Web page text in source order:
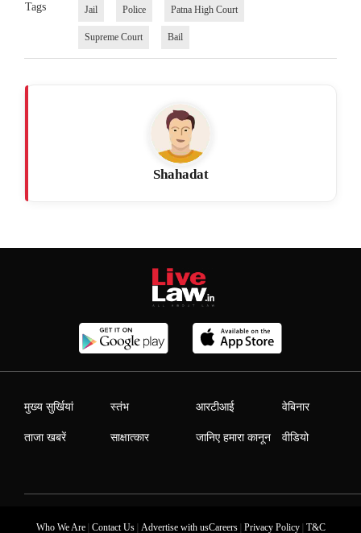
Tags Jail Police Patna High Court
Supreme Court Bail
Shahadat
मुख्य सुर्खियां
ताजा खबरें
स्तंभ
साक्षात्कार
आरटीआई
जानिए हमारा कानून
वेबिनार
वीडियो
Who We Are| Contact Us| Advertise with usCareers| Privacy Policy| T&C